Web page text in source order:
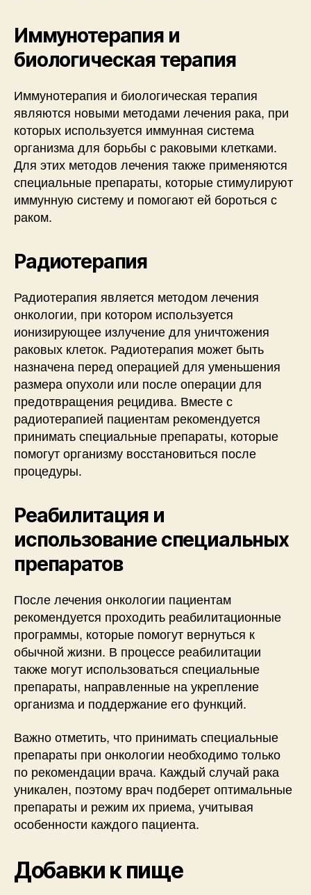
Иммунотерапия и
биологическая терапия
Иммунотерапия и биологическая терапия
являются новыми методами лечения рака, при
которых используется иммунная система
организма для борьбы с раковыми клетками.
Для этих методов лечения также применяются
специальные препараты, которые стимулируют
иммунную систему и помогают ей бороться с
раком.
Радиотерапия
Радиотерапия является методом лечения
онкологии, при котором используется
ионизирующее излучение для уничтожения
раковых клеток. Радиотерапия может быть
назначена перед операцией для уменьшения
размера опухоли или после операции для
предотвращения рецидива. Вместе с
радиотерапией пациентам рекомендуется
принимать специальные препараты, которые
помогут организму восстановиться после
процедуры.
Реабилитация и
использование специальных
препаратов
После лечения онкологии пациентам
рекомендуется проходить реабилитационные
программы, которые помогут вернуться к
обычной жизни. В процессе реабилитации
также могут использоваться специальные
препараты, направленные на укрепление
организма и поддержание его функций.
Важно отметить, что принимать специальные
препараты при онкологии необходимо только
по рекомендации врача. Каждый случай рака
уникален, поэтому врач подберет оптимальные
препараты и режим их приема, учитывая
особенности каждого пациента.
Добавки к пище